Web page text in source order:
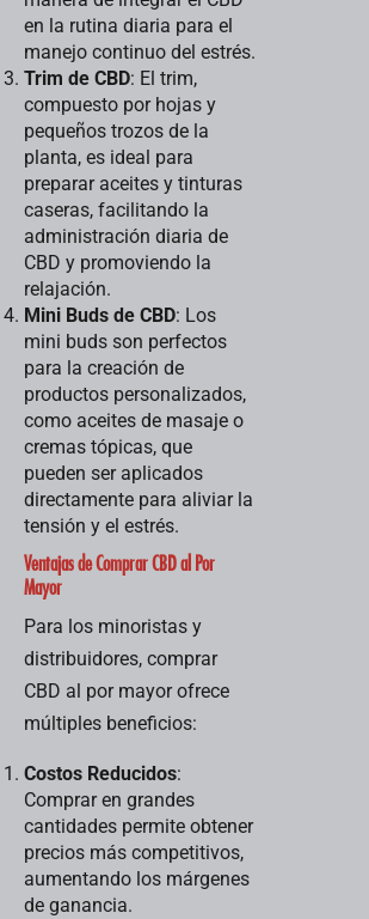
en la rutina diaria para el
manejo continuo del estrés.
Trim de CBD: El trim,
compuesto por hojas y
pequeños trozos de la
planta, es ideal para
preparar aceites y tinturas
caseras, facilitando la
administración diaria de
CBD y promoviendo la
relajación.
Mini Buds de CBD: Los
mini buds son perfectos
para la creación de
productos personalizados,
como aceites de masaje o
cremas tópicas, que
pueden ser aplicados
directamente para aliviar la
tensión y el estrés.
Ventajas de Comprar CBD al Por
Mayor
Para los minoristas y
distribuidores, comprar
CBD al por mayor ofrece
múltiples beneficios:
Costos Reducidos:
Comprar en grandes
cantidades permite obtener
precios más competitivos,
aumentando los márgenes
de ganancia.